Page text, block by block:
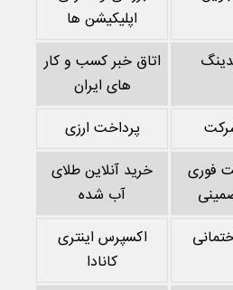
اپلیکیشن ها
اتاق خبر کسب و کار
های ایران
پرداخت ارزی
فوری
خرید آنلاین طلای
آب شده
اکسپرس اینتری
کانادا